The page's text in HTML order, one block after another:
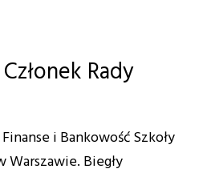
Rady
i Bankowość Szkoły
Warszawie. Biegły